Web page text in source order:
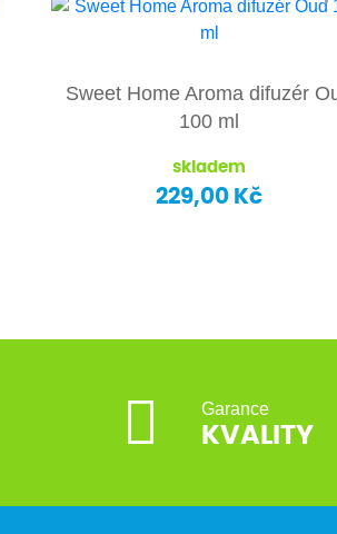
Sweet Home Aroma difuzér
100 ml
skladem
229,00 Kč
Garance
KVALITY